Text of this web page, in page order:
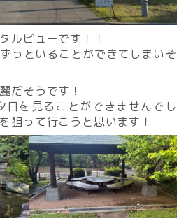
ルビューです！！
っといることができてしまいそ
だそうです！
を見ることができませんでし
狙って行こうと思います！